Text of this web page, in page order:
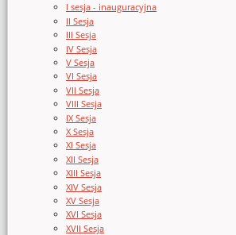
I sesja - inauguracyjna
II Sesja
III Sesja
IV Sesja
V Sesja
VI Sesja
VII Sesja
VIII Sesja
IX Sesja
X Sesja
XI Sesja
XII Sesja
XIII Sesja
XIV Sesja
XV Sesja
XVI Sesja
XVII Sesja